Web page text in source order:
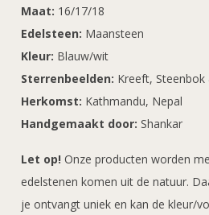
Maat: 16/17/18
Edelsteen: Maansteen
Kleur: Blauw/wit
Sterrenbeelden: Kreeft, Steenbok
Herkomst: Kathmandu, Nepal
Handgemaakt door: Shankar
Let op! Onze producten worden
edelstenen komen uit de natuur.
je ontvangt uniek en kan de kleur/